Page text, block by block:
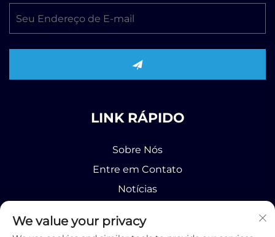
LINK RÁPIDO
Sobre Nós
Entre em Contato
Notícias
We value your privacy